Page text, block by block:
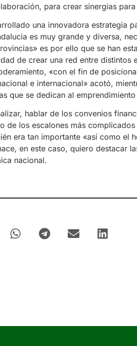
para crear sinergias
una innovadora estrategia
es muy grande y diversa,
es por ello que se han
de crear una red entre distintos
«con el fin de
e internacional» acotó,
que se dedican al
hablar de los convenios
de los escalones más
era tan importante «así como el
en este caso, quiero destacar
nacional.